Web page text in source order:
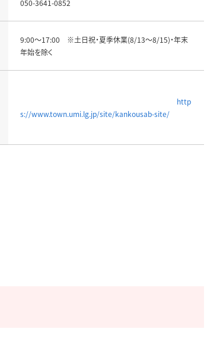
050-3641-0852
9:00～17:00　※土日祝・夏季休業(8/13～8/15)・年末
年始を除く
http
s://www.town.umi.lg.jp/site/kankousab-site/